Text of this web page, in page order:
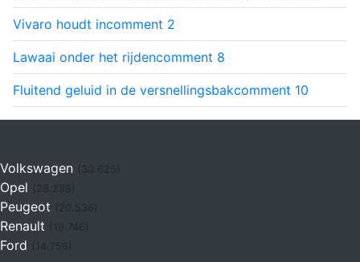
Vivaro houdt incomment 2
Lawaai onder het rijdencomment 8
Fluitend geluid in de versnellingsbakcomment 10
Volkswagen (30.625)
Opel
Peugeot (20.536)
Renault (19.746)
Ford (14.756)